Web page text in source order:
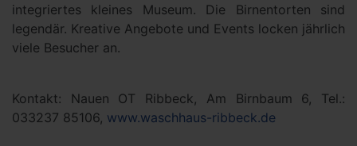
integriertes kleines Museum. Die Birnentorten sind
legendär. Kreative Angebote und Events locken jährlich
viele Besucher an.
Kontakt: Nauen OT Ribbeck, Am Birnbaum 6, Tel.:
033237 85106, www.waschhaus-ribbeck.de